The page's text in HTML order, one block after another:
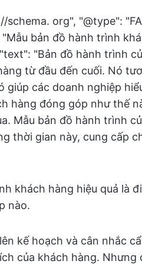
org", "@type":
bản đồ hành trình
"Bản đồ hành trình
từ đầu đến cuối. Nó
giúp các doanh nghiệp
hàng đóng góp như thế
Mẫu bản đồ hành trình
thời gian này, cung cấp
khách hàng hiệu quả là
nào.
kế hoạch và cân nhắc
của khách hàng.